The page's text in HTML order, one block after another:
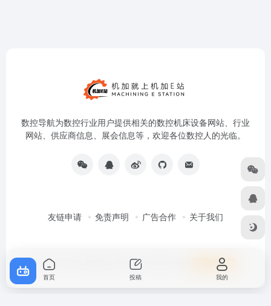
数控导航为数控行业用户提供相关的数控机床设备网站、行业
网站、供应商信息、展会信息等，欢迎各位数控人的光临。
友链申请 免责声明 广告合作 关于我们
Copyright © 2026 粤ICP备16098942号-3
首页 投稿 我的